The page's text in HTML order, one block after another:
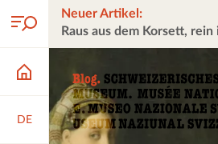
DE
Neuer Artikel: